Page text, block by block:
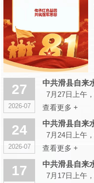
27
2026-07
查看更多 +
24
2026-07
查看更多 +
17